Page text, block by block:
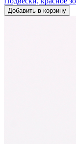
Добавить в корзину